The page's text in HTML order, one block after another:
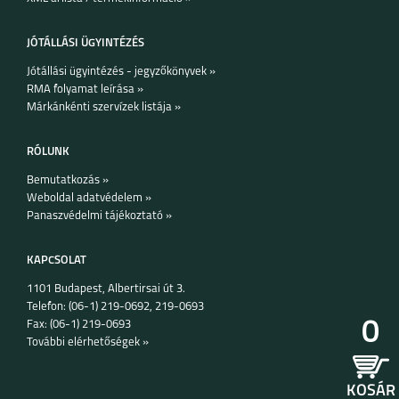
HUAWEI WATCH GT 3
46MM
HUAWEI WATCH GT 3
42MM
JÓTÁLLÁSI ÜGYINTÉZÉS
Jótállási ügyintézés - jegyzőkönyvek »
RMA folyamat leírása »
Márkánkénti szervízek listája »
RÓLUNK
Bemutatkozás »
Weboldal adatvédelem »
Panaszvédelmi tájékoztató »
KAPCSOLAT
1101 Budapest, Albertirsai út 3.
Telefon: (06-1) 219-0692, 219-0693
Fax: (06-1) 219-0693
További elérhetőségek »
0
KOSÁR